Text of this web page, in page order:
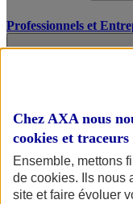
Professionnels et
Chez AXA nous
cookies et traceurs
Ensemble, mettons
de cookies. Ils nous
site et faire évoluer